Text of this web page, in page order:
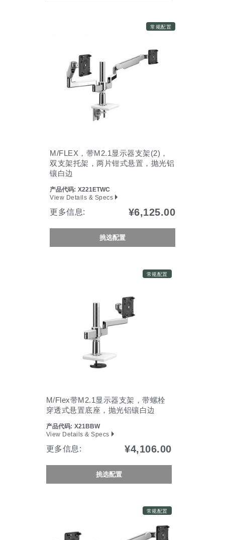
常规配置
M/FLEX，带M2.1显示器支架(2)，
双支架托架，两片钳式悬置，抛光铝
镶白边
产品代码: X221ETWC
View Details & Specs
更多信息: ¥6,125.00
挑选配置
常规配置
M/Flex带M2.1显示器支架，带螺栓
穿透式悬置底座，抛光铝镶白边
产品代码: X21BBW
View Details & Specs
更多信息: ¥4,106.00
挑选配置
常规配置